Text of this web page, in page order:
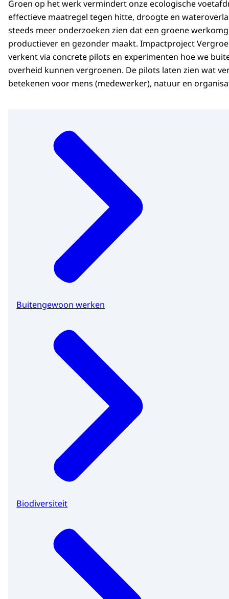
Groen op het werk vermindert onze ecologische
effectieve maatregel tegen hitte, droogte en
steeds meer onderzoeken zien dat een groene
productiever en gezonder maakt. Impactproject
verkent via concrete pilots en experimenten hoe we
overheid kunnen vergroenen. De pilots laten zien wat
betekenen voor mens (medewerker), natuur en
Buitengewoon werken
Biodiversiteit